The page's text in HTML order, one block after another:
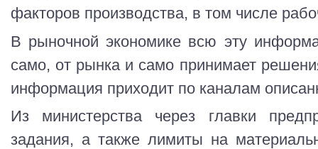
факторов производства, в том числе
В рыночной экономике всю эту
само, от рынка и само принимает
информация приходит по каналам
Из министерства через главки
задания, а также лимиты на